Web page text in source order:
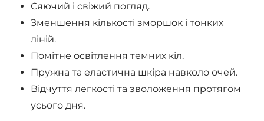
Сяючий і свіжий погляд.
Зменшення кількості зморшок і тонких
ліній.
Помітне освітлення темних кіл.
Пружна та еластична шкіра навколо очей.
Відчуття легкості та зволоження протягом
усього дня.